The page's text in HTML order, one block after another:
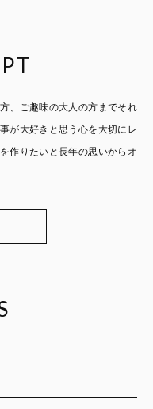
、 ご趣味の大人の方までそれ
が大好きと思う心を大切に レ
作りたいと長年の思いからオ